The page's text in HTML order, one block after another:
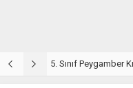
5. Sınıf Peygamber